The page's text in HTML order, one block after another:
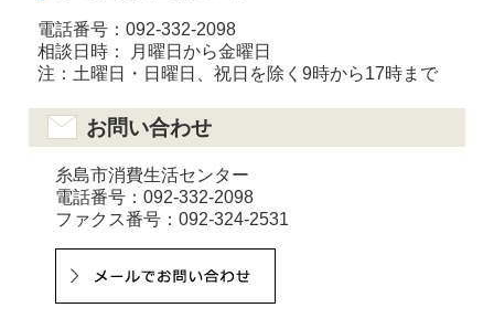
電話番号：092-332-2098
相談日時： 月曜日から金曜日
注：土曜日・日曜日、祝日を除く9時から17時まで
お問い合わせ
糸島市消費生活センター
電話番号：092-332-2098
ファクス番号：092-324-2531